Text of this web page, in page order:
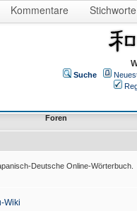
Kommentare Stichworte
Suche
Foren
Deutsche Online-Wörterbuch.
Wiki